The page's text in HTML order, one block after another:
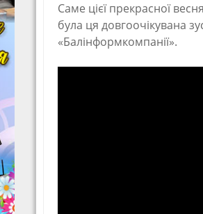
Саме цієї прекрасної
була ця довгоочікувана
«Балінформкомпанії».